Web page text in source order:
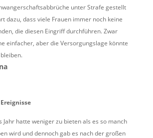
unter Strafe gestellt
dazu, dass viele Frauen immer noch keine
die diesen Eingriff durchführen. Zwar
einfacher, aber die Versorgungslage könnte
Ereignisse
Jahr hatte weniger zu bieten als es so manch
wird und dennoch gab es nach der großen